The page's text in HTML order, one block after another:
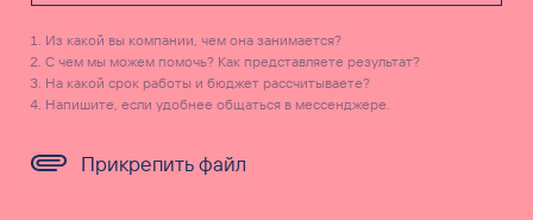
Прикрепить файл
Из какой вы компании, чем она занимается?
С чем мы можем помочь? Как представляете результат?
На какой срок работы и бюджет рассчитываете?
Напишите, если удобнее общаться в мессенджере.